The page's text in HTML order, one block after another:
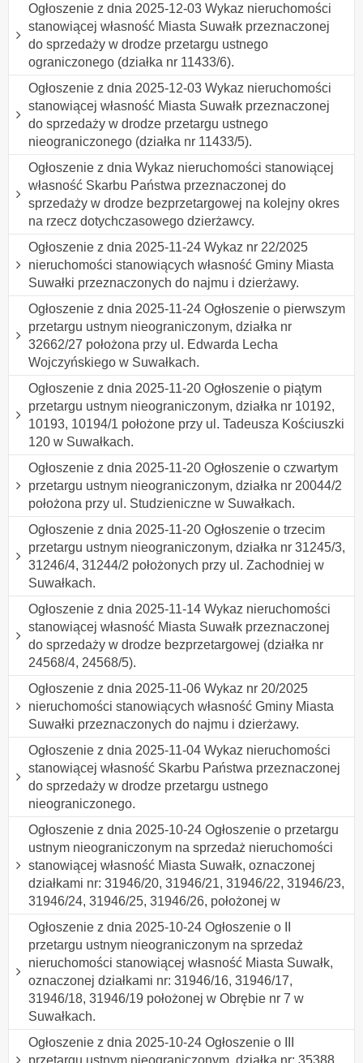
Ogłoszenie z dnia 2025-12-03 Wykaz nieruchomości
stanowiącej własność Miasta Suwałk przeznaczonej
do sprzedaży w drodze przetargu ustnego
ograniczonego (działka nr 11433/6).
Ogłoszenie z dnia 2025-12-03 Wykaz nieruchomości
stanowiącej własność Miasta Suwałk przeznaczonej
do sprzedaży w drodze przetargu ustnego
nieograniczonego (działka nr 11433/5).
Ogłoszenie z dnia Wykaz nieruchomości stanowiącej
własność Skarbu Państwa przeznaczonej do
sprzedaży w drodze bezprzetargowej na kolejny okres
na rzecz dotychczasowego dzierżawcy.
Ogłoszenie z dnia 2025-11-24 Wykaz nr 22/2025
nieruchomości stanowiących własność Gminy Miasta
Suwałki przeznaczonych do najmu i dzierżawy.
Ogłoszenie z dnia 2025-11-24 Ogłoszenie o pierwszym
przetargu ustnym nieograniczonym, działka nr
32662/27 położona przy ul. Edwarda Lecha
Wojczyńskiego w Suwałkach.
Ogłoszenie z dnia 2025-11-20 Ogłoszenie o piątym
przetargu ustnym nieograniczonym, działka nr 10192,
10193, 10194/1 położone przy ul. Tadeusza Kościuszki
120 w Suwałkach.
Ogłoszenie z dnia 2025-11-20 Ogłoszenie o czwartym
przetargu ustnym nieograniczonym, działka nr 20044/2
położona przy ul. Studzieniczne w Suwałkach.
Ogłoszenie z dnia 2025-11-20 Ogłoszenie o trzecim
przetargu ustnym nieograniczonym, działka nr 31245/3,
31246/4, 31244/2 położonych przy ul. Zachodniej w
Suwałkach.
Ogłoszenie z dnia 2025-11-14 Wykaz nieruchomości
stanowiącej własność Miasta Suwałk przeznaczonej
do sprzedaży w drodze bezprzetargowej (działka nr
24568/4, 24568/5).
Ogłoszenie z dnia 2025-11-06 Wykaz nr 20/2025
nieruchomości stanowiących własność Gminy Miasta
Suwałki przeznaczonych do najmu i dzierżawy.
Ogłoszenie z dnia 2025-11-04 Wykaz nieruchomości
stanowiącej własność Skarbu Państwa przeznaczonej
do sprzedaży w drodze przetargu ustnego
nieograniczonego.
Ogłoszenie z dnia 2025-10-24 Ogłoszenie o przetargu
ustnym nieograniczonym na sprzedaż nieruchomości
stanowiącej własność Miasta Suwałk, oznaczonej
działkami nr: 31946/20, 31946/21, 31946/22, 31946/23,
31946/24, 31946/25, 31946/26, położonej w
Ogłoszenie z dnia 2025-10-24 Ogłoszenie o II
przetargu ustnym nieograniczonym na sprzedaż
nieruchomości stanowiącej własność Miasta Suwałk,
oznaczonej działkami nr: 31946/16, 31946/17,
31946/18, 31946/19 położonej w Obrębie nr 7 w
Suwałkach.
Ogłoszenie z dnia 2025-10-24 Ogłoszenie o III
przetargu ustnym nieograniczonym, działka nr: 35388